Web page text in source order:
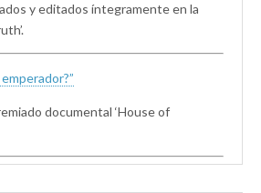
y editados íntegramente en la
documental ‘House of